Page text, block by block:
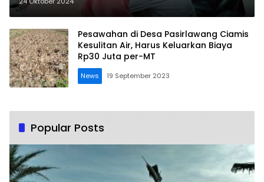
Pesawahan di Desa Pasirlawang Ciamis
Kesulitan Air, Harus Keluarkan Biaya
Rp30 Juta per-MT
News 19 September 2023
Popular Posts